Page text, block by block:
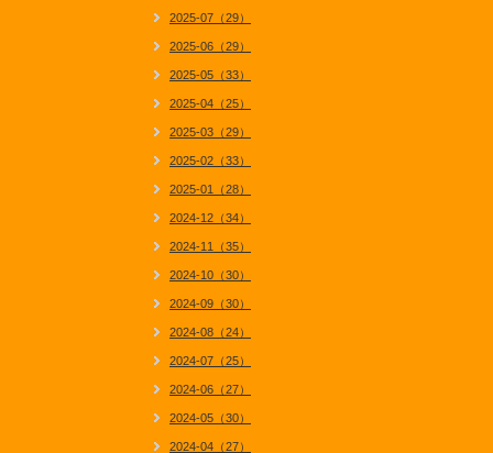
2025-07（29）
2025-06（29）
2025-05（33）
2025-04（25）
2025-03（29）
2025-02（33）
2025-01（28）
2024-12（34）
2024-11（35）
2024-10（30）
2024-09（30）
2024-08（24）
2024-07（25）
2024-06（27）
2024-05（30）
2024-04（27）